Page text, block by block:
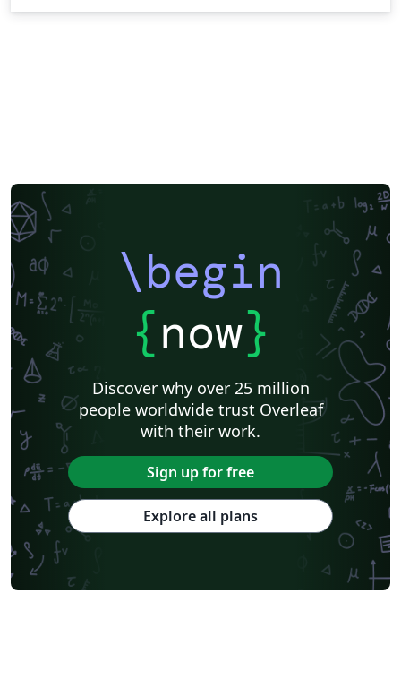
\begin
{now}
Discover why over 25 million
people worldwide trust Overleaf
with their work.
Sign up for free
Explore all plans